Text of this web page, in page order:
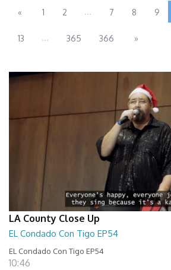
« 1 2 ... 7 8 9
13 ... 365 366 »
LA County Close Up
EL Condado Con Tigo EP54
EL Condado Con Tigo EP54
10:46